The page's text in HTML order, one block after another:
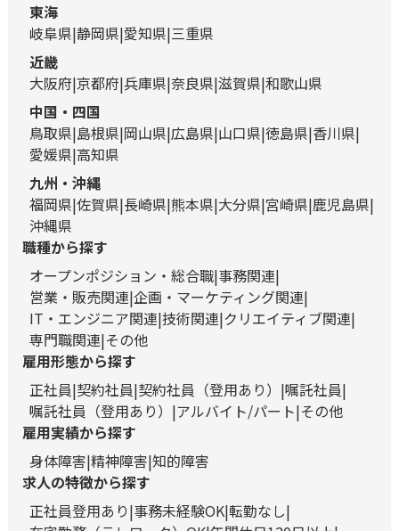
東海
岐阜県 静岡県 愛知県 三重県
近畿
大阪府 京都府 兵庫県 奈良県 滋賀県 和歌山県
中国・四国
鳥取県 島根県 岡山県 広島県 山口県 徳島県 香川県
愛媛県 高知県
九州・沖縄
福岡県 佐賀県 長崎県 熊本県 大分県 宮崎県 鹿児島県
沖縄県
職種から探す
オープンポジション・総合職 事務関連
営業・販売関連 企画・マーケティング関連
IT・エンジニア関連 技術関連 クリエイティブ関連
専門職関連 その他
雇用形態から探す
正社員 契約社員 契約社員（登用あり）
嘱託社員
嘱託社員（登用あり）
アルバイト/パート その他
雇用実績から探す
身体障害 精神障害 知的障害
求人の特徴から探す
正社員登用あり 事務未経験OK 転勤なし